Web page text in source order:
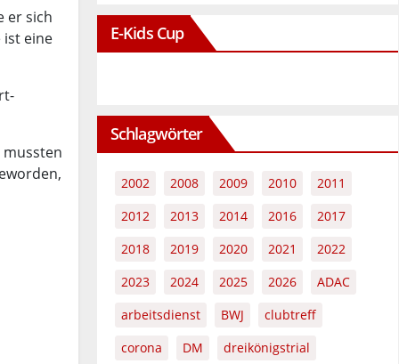
er sich
ist eine
E-Kids Cup
Schlagwörter
2002 2008 2009 2010
2011
2012
2013 2014 2016
2017
2018
2019 2020 2021
2022
2023
2024 2025 2026
ADAC
arbeitsdienst
BWJ
clubtreff
corona
DM
dreikönigstrial